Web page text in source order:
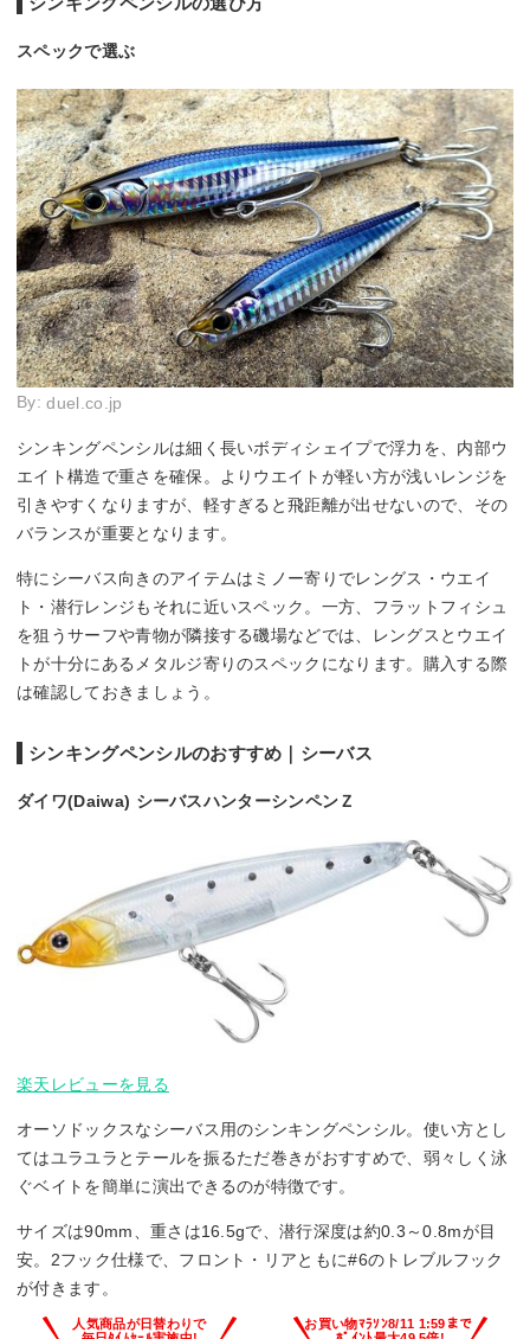
スペックで選ぶ
By:duel.co.jp
シンキングペンシルは細く長いボディシェイプで浮力を、内部ウ
エイト構造で重さを確保。よりウエイトが軽い方が浅いレンジを
引きやすくなりますが、軽すぎると飛距離が出せないので、その
バランスが重要となります。
特にシーバス向きのアイテムはミノー寄りでレングス・ウエイ
ト・潜行レンジもそれに近いスペック。一方、フラットフィシュ
を狙うサーフや青物が隣接する磯場などでは、レングスとウエイ
トが十分にあるメタルジ寄りのスペックになります。購入する際
は確認しておきましょう。
シンキングペンシルのおすすめ｜シーバス
ダイワ(Daiwa) シーバスハンターシンペンＺ
楽天レビューを見る
オーソドックスなシーバス用のシンキングペンシル。使い方とし
てはユラユラとテールを振るただ巻きがおすすめで、弱々しく泳
ぐベイトを簡単に演出できるのが特徴です。
サイズは90mm、重さは16.5gで、潜行深度は約0.3～0.8mが目
安。2フック仕様で、フロント・リアともに#6のトレブルフック
が付きます。